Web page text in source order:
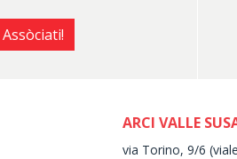
Assòciati!
ARCI VALLE
via Torino, 9/6